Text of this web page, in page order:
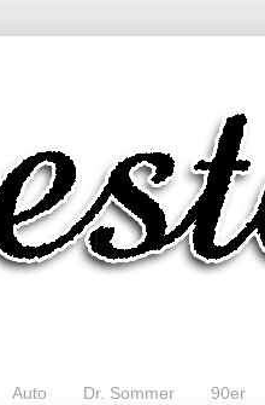
Auto Dr. Sommer 90er